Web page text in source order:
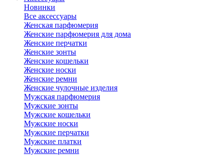
Новинки
Все аксессуары
Женская парфюмерия
Женские парфюмерия для дома
Женские перчатки
Женские зонты
Женские кошельки
Женские носки
Женские ремни
Женские чулочные изделия
Мужская парфюмерия
Мужские зонты
Мужские кошельки
Мужские носки
Мужские перчатки
Мужские платки
Мужские ремни